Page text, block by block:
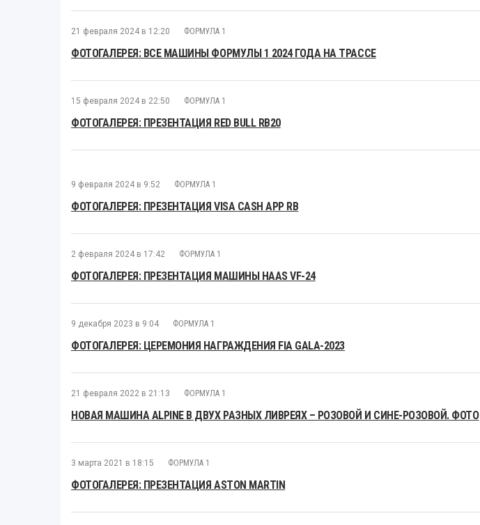
21 февраля 2024 в 12:20 ФОРМУЛА 1
ФОТОГАЛЕРЕЯ: ВСЕ МАШИНЫ ФОРМУЛЫ 1 2024 ГОДА НА ТРАССЕ
15 февраля 2024 в 22:50 ФОРМУЛА 1
ФОТОГАЛЕРЕЯ: ПРЕЗЕНТАЦИЯ RED BULL RB20
9 февраля 2024 в 9:52 ФОРМУЛА 1
ФОТОГАЛЕРЕЯ: ПРЕЗЕНТАЦИЯ VISA CASH APP RB
2 февраля 2024 в 17:42 ФОРМУЛА 1
ФОТОГАЛЕРЕЯ: ПРЕЗЕНТАЦИЯ МАШИНЫ HAAS VF-24
9 декабря 2023 в 9:04 ФОРМУЛА 1
ФОТОГАЛЕРЕЯ: ЦЕРЕМОНИЯ НАГРАЖДЕНИЯ FIA GALA-2023
21 февраля 2022 в 21:13 ФОРМУЛА 1
НОВАЯ МАШИНА ALPINE В ДВУХ РАЗНЫХ ЛИВРЕЯХ – РОЗОВОЙ И СИНЕ-РОЗОВОЙ. ФОТО
3 марта 2021 в 18:15 ФОРМУЛА 1
ФОТОГАЛЕРЕЯ: ПРЕЗЕНТАЦИЯ ASTON MARTIN